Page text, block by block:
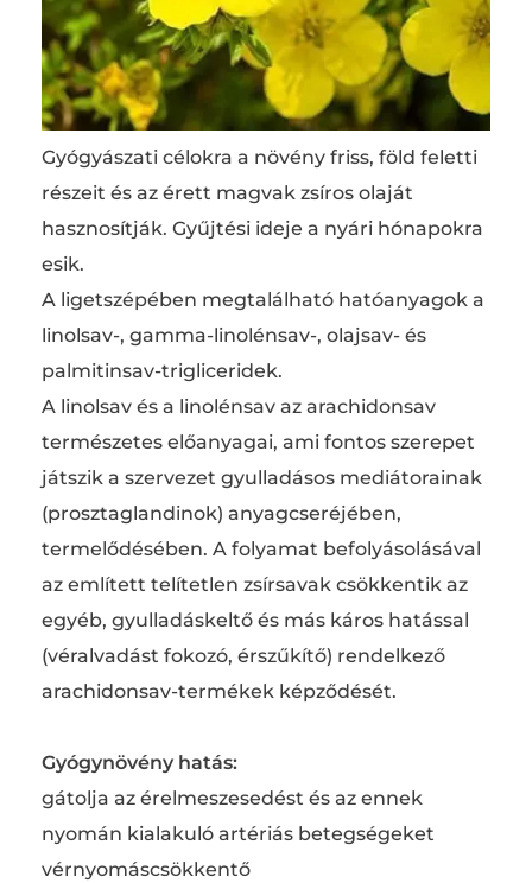
Gyógyászati célokra a növény friss, föld feletti
részeit és az érett magvak zsíros olaját
hasznosítják. Gyűjtési ideje a nyári hónapokra
esik.
A ligetszépében megtalálható hatóanyagok a
linolsav-, gamma-linolénsav-, olajsav- és
palmitinsav-trigliceridek.
A linolsav és a linolénsav az arachidonsav
természetes előanyagai, ami fontos szerepet
játszik a szervezet gyulladásos mediátorainak
(prosztaglandinok) anyagcseréjében,
termelődésében. A folyamat befolyásolásával
az említett telítetlen zsírsavak csökkentik az
egyéb, gyulladáskeltő és más káros hatással
(véralvadást fokozó, érszűkítő) rendelkező
arachidonsav-termékek képződését.
Gyógynövény hatás:
gátolja az érelmeszesedést és az ennek
nyomán kialakuló artériás betegségeket
vérnyomáscsökkentő